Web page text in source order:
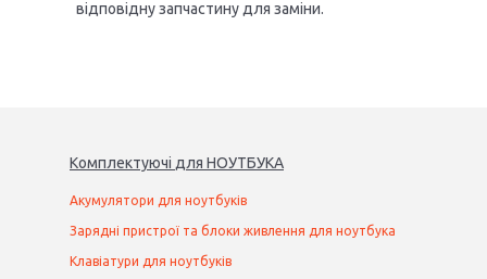
відповідну запчастину для заміни.
Комплектуючі для НОУТБУКА
Акумулятори для ноутбуків
Зарядні пристрої та блоки живлення для ноутбука
Клавіатури для ноутбуків